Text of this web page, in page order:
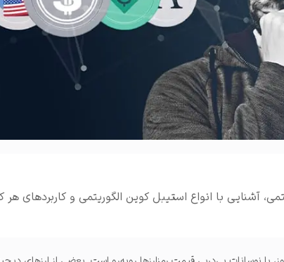
و ...
آشنایی با انواع استیبل کوین الگوریتمی و کاربردهای هر